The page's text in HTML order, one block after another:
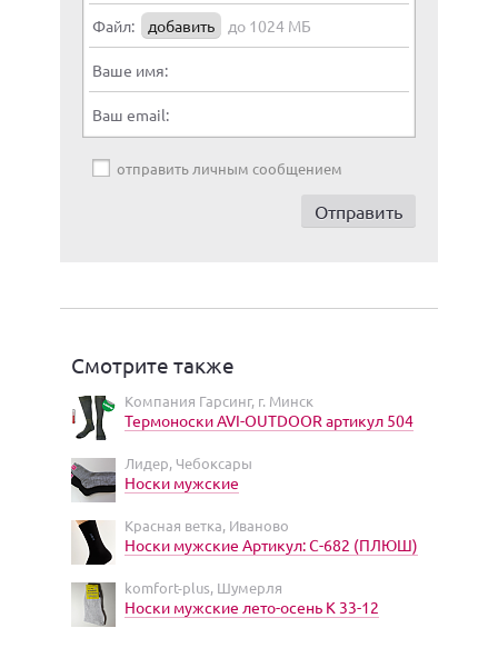
Файл: добавить до 1024 МБ
Ваше имя:
Ваш email:
отправить личным сообщением
Смотрите также
Компания Гарсинг, г. Минск
Термоноски AVI-OUTDOOR артикул 504
Лидер, Чебоксары
Носки мужские
Красная ветка, Иваново
Носки мужские Артикул: С-682 (ПЛЮШ)
komfort-plus, Шумерля
Носки мужские лето-осень К 33-12